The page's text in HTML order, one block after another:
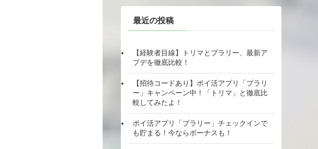
最近の投稿
【経験者目線】トリマとプラリー、最新ア
プデを徹底比較！
【招待コードあり】ポイ活アプリ「プラリ
ー」キャンペーン中！「トリマ」と徹底比
較してみたよ！
ポイ活アプリ「プラリー」チェックインで
も貯まる！今ならボーナスも！